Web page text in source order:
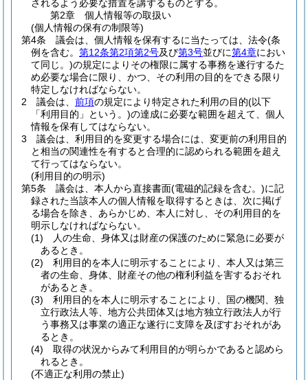
されるよう必要な措置を講ずるものとする。
第2章
個人情報等の取扱い
(個人情報の保有の制限等)
第4条
議会は、個人情報を保有するに当たっては、法令(条
例を含む。 第12条第2項第2号及び第3号並びに第4章におい
て同じ。)の規定によりその権限に属する事務を遂行するた
め必要な場合に限り、かつ、その利用の目的をできる限り
特定しなければならない。
2
議会は、 前項の規定により特定された利用の目的(以下
「利用目的」という。)の達成に必要な範囲を超えて、個人
情報を保有してはならない。
3
議会は、利用目的を変更する場合には、変更前の利用目的
と相当の関連性を有すると合理的に認められる範囲を超え
て行ってはならない。
(利用目的の明示)
第5条
議会は、本人から直接書面(電磁的記録を含む。)に記
録された当該本人の個人情報を取得するときは、次に掲げ
る場合を除き、あらかじめ、本人に対し、その利用目的を
明示しなければならない。
(1)
人の生命、身体又は財産の保護のために緊急に必要が
あるとき。
(2)
利用目的を本人に明示することにより、本人又は第三
者の生命、身体、財産その他の権利利益を害するおそれ
があるとき。
(3)
利用目的を本人に明示することにより、国の機関、独
立行政法人等、地方公共団体又は地方独立行政法人が行
う事務又は事業の適正な遂行に支障を及ぼすおそれがあ
るとき。
(4)
取得の状況からみて利用目的が明らかであると認めら
れるとき。
(不適正な利用の禁止)